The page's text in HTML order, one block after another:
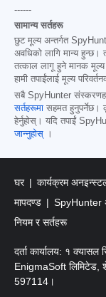
------
सामान्य सर्तहरू
छुट मूल्य अन्तर्गत
अवधिको लागि मान्य हुन्छ।
तत्काल लागू हुने मानक मूल्य
हामी तपाईंलाई मूल्य
सबै SpyHunter
सर्तहरूमा सहमत हुनुपर्नेछ।
हेर्नुहोस्। यदि तपाईं
जान्नुहोस् ।
घर कार्यक्रम
मापदण्ड
SpyHunter
नियम र सर्तहरू
दर्ता कार्यालय: १
EnigmaSoft लिमिटेड,
597114।